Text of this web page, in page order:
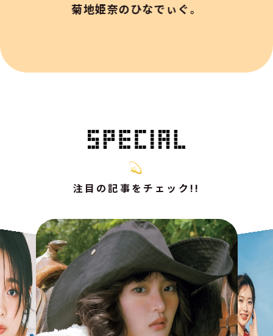
菊地姫奈のひなでぃぐ。
注目の記事をチェック!!